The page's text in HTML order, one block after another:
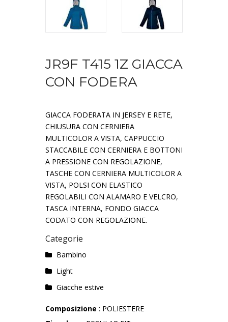
JR9F T415 1Z GIACCA
CON FODERA
GIACCA FODERATA IN JERSEY E RETE,
CHIUSURA CON CERNIERA
MULTICOLOR A VISTA, CAPPUCCIO
STACCABILE CON CERNIERA E BOTTONI
A PRESSIONE CON REGOLAZIONE,
TASCHE CON CERNIERA MULTICOLOR A
VISTA, POLSI CON ELASTICO
REGOLABILI CON ALAMARO E VELCRO,
TASCA INTERNA, FONDO GIACCA
CODATO CON REGOLAZIONE.
Categorie
Bambino
Light
Giacche estive
Composizione : POLIESTERE